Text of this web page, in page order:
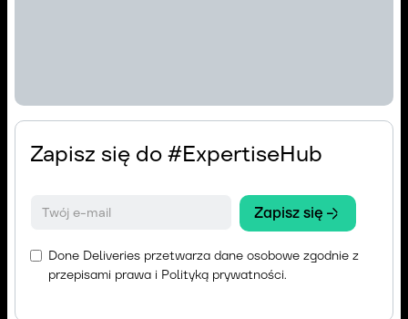
Zapisz się do #ExpertiseHub
Done Deliveries przetwarza dane osobowe zgodnie z
przepisami prawa i Polityką prywatności.